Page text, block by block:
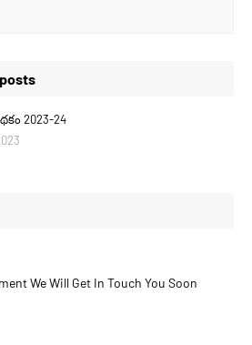
2023-24
We Will Get In Touch You Soon